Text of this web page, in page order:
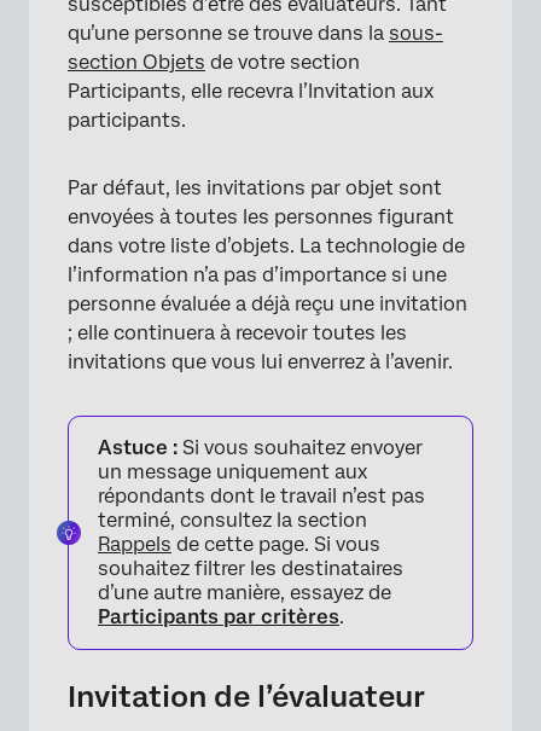
×
qu’une personne se trouve dans la sous-
section Objets de votre section
Participants, elle recevra l’Invitation aux
participants.
Par défaut, les invitations par objet sont
envoyées à toutes les personnes figurant
dans votre liste d’objets. La technologie de
l’information n’a pas d’importance si une
personne évaluée a déjà reçu une invitation
; elle continuera à recevoir toutes les
invitations que vous lui enverrez à l’avenir.
Astuce : Si vous souhaitez envoyer
un message uniquement aux
répondants dont le travail n’est pas
terminé, consultez la section
Rappels de cette page. Si vous
souhaitez filtrer les destinataires
d’une autre manière, essayez de
Participants par critères.
Invitation de l’évaluateur